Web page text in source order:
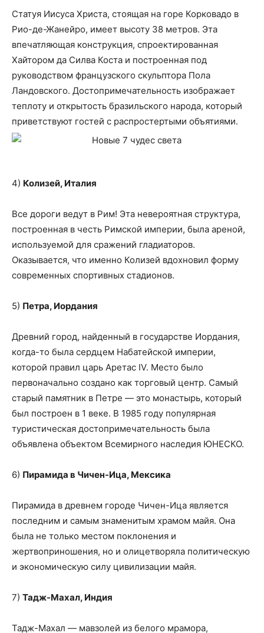
Статуя Иисуса Христа, стоящая на горе Корковадо в
Рио-де-Жанейро, имеет высоту 38 метров. Эта
впечатляющая конструкция, спроектированная
Хайтором да Силва Коста и построенная под
руководством французского скульптора Пола
Ландовского. Достопримечательность изображает
теплоту и открытость бразильского народа, который
приветствуют гостей с распростертыми объятиями.
4) Колизей, Италия
Все дороги ведут в Рим! Эта невероятная структура,
построенная в честь Римской империи, была ареной,
используемой для сражений гладиаторов.
Оказывается, что именно Колизей вдохновил форму
современных спортивных стадионов.
5) Петра, Иордания
Древний город, найденный в государстве Иордания,
когда-то была сердцем Набатейской империи,
которой правил царь Аретас IV. Место было
первоначально создано как торговый центр. Самый
старый памятник в Петре — это монастырь, который
был построен в 1 веке. В 1985 году популярная
туристическая достопримечательность была
объявлена ​​объектом Всемирного наследия ЮНЕСКО.
6) Пирамида в Чичен-Ица, Мексика
Пирамида в древнем городе Чичен-Ица является
последним и самым знаменитым храмом майя. Она
была не только местом поклонения и
жертвоприношения, но и олицетворяла политическую
и экономическую силу цивилизации майя.
7) Тадж-Махал, Индия
Тадж-Махал — мавзолей из белого мрамора,